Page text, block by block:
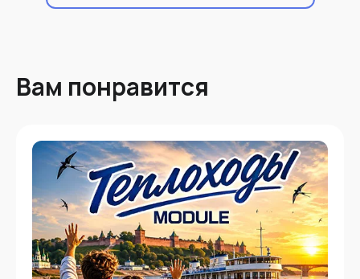
Вам понравится